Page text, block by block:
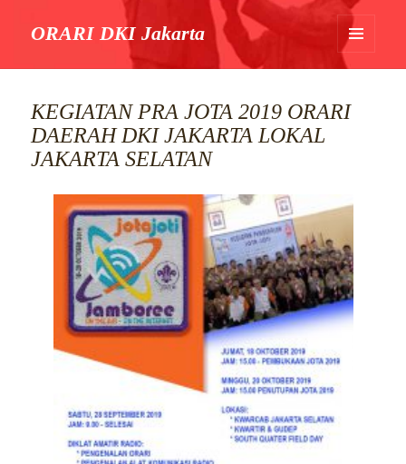
ORARI DKI Jakarta
MENU
WIDGET
KEGIATAN PRA JOTA 2019 ORARI
DAERAH DKI JAKARTA LOKAL
JAKARTA SELATAN